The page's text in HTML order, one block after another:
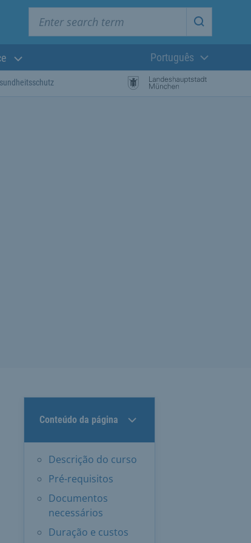
Start
Língua atual:
Português
Conteúdo da página
Descrição do curso
Pré-requisitos
Documentos
necessários
Duração e custos